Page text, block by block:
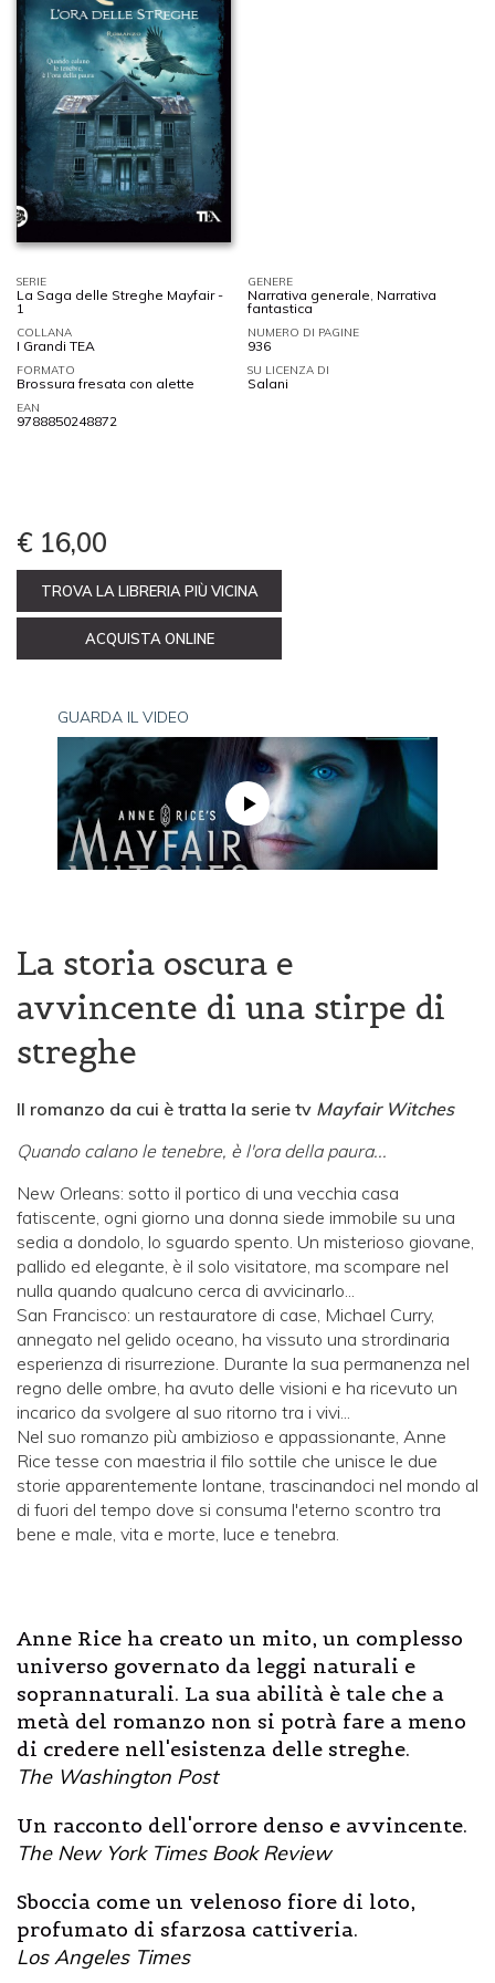
SERIE
La Saga delle Streghe Mayfair -
1
GENERE
Narrativa generale Narrativa
fantastica
COLLANA
I Grandi TEA
NUMERO DI PAGINE
936
FORMATO
Brossura fresata con alette
SU LICENZA DI
Salani
EAN
9788850248872
€ 16,00
TROVA LA LIBRERIA PIÙ VICINA
ACQUISTA ONLINE
GUARDA IL VIDEO
La storia oscura e
avvincente di una stirpe di
streghe
Il romanzo da cui è tratta la serie tv Mayfair Witches
Quando calano le tenebre, è l'ora della paura...
New Orleans: sotto il portico di una vecchia casa
fatiscente, ogni giorno una donna siede immobile su una
sedia a dondolo, lo sguardo spento. Un misterioso giovane,
pallido ed elegante, è il solo visitatore, ma scompare nel
nulla quando qualcuno cerca di avvicinarlo...
San Francisco: un restauratore di case, Michael Curry,
annegato nel gelido oceano, ha vissuto una strordinaria
esperienza di risurrezione. Durante la sua permanenza nel
regno delle ombre, ha avuto delle visioni e ha ricevuto un
incarico da svolgere al suo ritorno tra i vivi...
Nel suo romanzo più ambizioso e appassionante, Anne
Rice tesse con maestria il filo sottile che unisce le due
storie apparentemente lontane, trascinandoci nel mondo al
di fuori del tempo dove si consuma l'eterno scontro tra
bene e male, vita e morte, luce e tenebra.
Anne Rice ha creato un mito, un complesso
universo governato da leggi naturali e
soprannaturali. La sua abilità è tale che a
metà del romanzo non si potrà fare a meno
di credere nell'esistenza delle streghe.
The Washington Post
Un racconto dell'orrore denso e avvincente.
The New York Times Book Review
Sboccia come un velenoso fiore di loto,
profumato di sfarzosa cattiveria.
Los Angeles Times